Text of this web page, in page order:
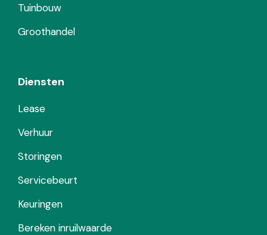
Tuinbouw
Groothandel
Diensten
Lease
Verhuur
Storingen
Servicebeurt
Keuringen
Bereken inruilwaarde